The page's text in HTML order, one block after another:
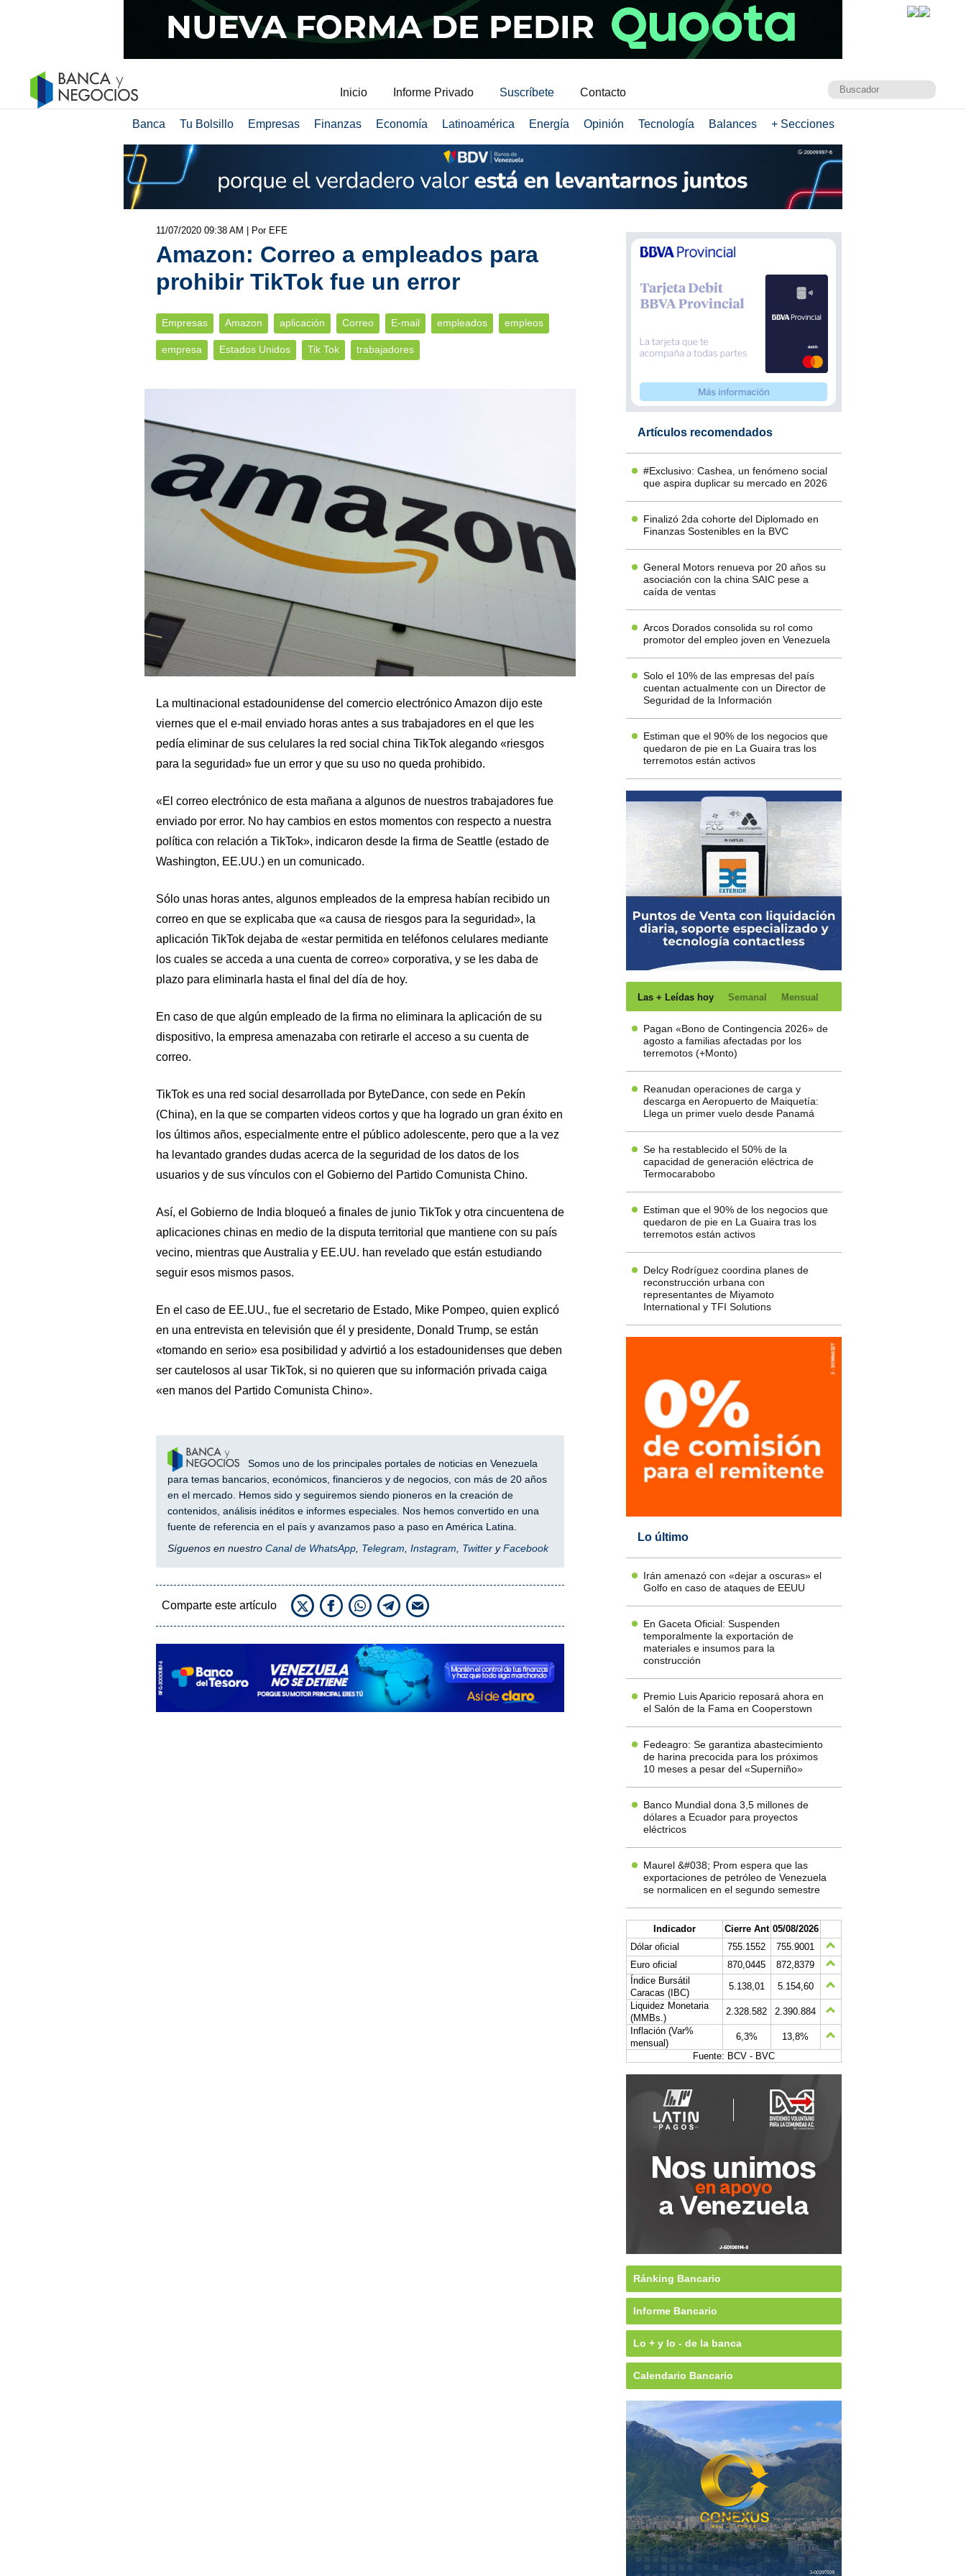
Inicio Informe Privado Suscríbete Contacto
Banca Tu Bolsillo Empresas Finanzas Economía Latinoamérica Energía Opinión Tecnología Balances + Secciones
11/07/2020 09:38 AM | Por EFE
Amazon: Correo a empleados para
prohibir TikTok fue un error
Empresas Amazon aplicación Correo E-mail empleados empleos
empresa Estados Unidos Tik Tok trabajadores
La multinacional estadounidense del comercio electrónico Amazon dijo este
viernes que el e-mail enviado horas antes a sus trabajadores en el que les
pedía eliminar de sus celulares la red social china TikTok alegando «riesgos
para la seguridad» fue un error y que su uso no queda prohibido.
«El correo electrónico de esta mañana a algunos de nuestros trabajadores fue
enviado por error. No hay cambios en estos momentos con respecto a nuestra
política con relación a TikTok», indicaron desde la firma de Seattle (estado de
Washington, EE.UU.) en un comunicado.
Sólo unas horas antes, algunos empleados de la empresa habían recibido un
correo en que se explicaba que «a causa de riesgos para la seguridad», la
aplicación TikTok dejaba de «estar permitida en teléfonos celulares mediante
los cuales se acceda a una cuenta de correo» corporativa, y se les daba de
plazo para eliminarla hasta el final del día de hoy.
En caso de que algún empleado de la firma no eliminara la aplicación de su
dispositivo, la empresa amenazaba con retirarle el acceso a su cuenta de
correo.
TikTok es una red social desarrollada por ByteDance, con sede en Pekín
(China), en la que se comparten videos cortos y que ha logrado un gran éxito en
los últimos años, especialmente entre el público adolescente, pero que a la vez
ha levantado grandes dudas acerca de la seguridad de los datos de los
usuarios y de sus vínculos con el Gobierno del Partido Comunista Chino.
Así, el Gobierno de India bloqueó a finales de junio TikTok y otra cincuentena de
aplicaciones chinas en medio de la disputa territorial que mantiene con su país
vecino, mientras que Australia y EE.UU. han revelado que están estudiando
seguir esos mismos pasos.
En el caso de EE.UU., fue el secretario de Estado, Mike Pompeo, quien explicó
en una entrevista en televisión que él y presidente, Donald Trump, se están
«tomando en serio» esa posibilidad y advirtió a los estadounidenses que deben
ser cautelosos al usar TikTok, si no quieren que su información privada caiga
«en manos del Partido Comunista Chino».
Somos uno de los principales portales de noticias en Venezuela
para temas bancarios, económicos, financieros y de negocios, con más de 20 años
en el mercado. Hemos sido y seguiremos siendo pioneros en la creación de
contenidos, análisis inéditos e informes especiales. Nos hemos convertido en una
fuente de referencia en el país y avanzamos paso a paso en América Latina.
Síguenos en nuestro Canal de WhatsApp, Telegram, Instagram, TwitteryFacebook
Comparte este artículo
Artículos recomendados
#Exclusivo: Cashea, un fenómeno social
que aspira duplicar su mercado en 2026
Finalizó 2da cohorte del Diplomado en
Finanzas Sostenibles en la BVC
General Motors renueva por 20 años su
asociación con la china SAIC pese a
caída de ventas
Arcos Dorados consolida su rol como
promotor del empleo joven en Venezuela
Solo el 10% de las empresas del país
cuentan actualmente con un Director de
Seguridad de la Información
Estiman que el 90% de los negocios que
quedaron de pie en La Guaira tras los
terremotos están activos
Las + Leídas hoy Semanal Mensual
Pagan «Bono de Contingencia 2026» de
agosto a familias afectadas por los
terremotos (+Monto)
Reanudan operaciones de carga y
descarga en Aeropuerto de Maiquetía:
Llega un primer vuelo desde Panamá
Se ha restablecido el 50% de la
capacidad de generación eléctrica de
Termocarabobo
Estiman que el 90% de los negocios que
quedaron de pie en La Guaira tras los
terremotos están activos
Delcy Rodríguez coordina planes de
reconstrucción urbana con
representantes de Miyamoto
International y TFI Solutions
Lo último
Irán amenazó con «dejar a oscuras» el
Golfo en caso de ataques de EEUU
En Gaceta Oficial: Suspenden
temporalmente la exportación de
materiales e insumos para la
construcción
Premio Luis Aparicio reposará ahora en
el Salón de la Fama en Cooperstown
Fedeagro: Se garantiza abastecimiento
de harina precocida para los próximos
10 meses a pesar del «Superniño»
Banco Mundial dona 3,5 millones de
dólares a Ecuador para proyectos
eléctricos
Maurel &#038; Prom espera que las
exportaciones de petróleo de Venezuela
se normalicen en el segundo semestre
Indicador Cierre Ant 05/08/2026
Dólar oficial
755.1552
755.9001
Euro oficial
870,0445
872,8379
Índice Bursátil
Caracas (IBC)
5.138,01
5.154,60
Liquidez Monetaria
(MMBs.)
2.328.582
2.390.884
Inflación (Var%
mensual)
6,3%
13,8%
Fuente: BCV - BVC
Ránking Bancario
Informe Bancario
Lo + y lo - de la banca
Calendario Bancario